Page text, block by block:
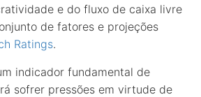
e do fluxo de caixa livre
de fatores e projeções
Ratings.
indicador fundamental de
sofrer pressões em virtude de